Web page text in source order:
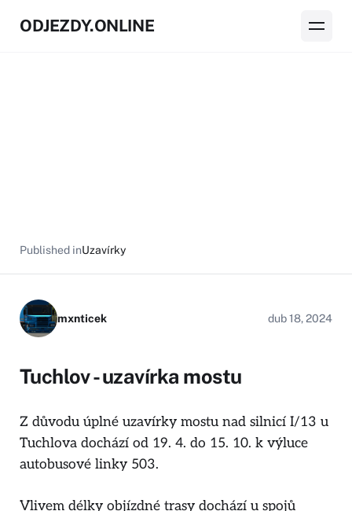
ODJEZDY.ONLINE
Published inUzavírky
mxnticek dub 18, 2024
Tuchlov - uzavírka mostu
Z důvodu úplné uzavírky mostu nad silnicí I/13 u
Tuchlova dochází od 19. 4. do 15. 10. k výluce
autobusové linky 503.
Vlivem délky objízdné trasy dochází u spojů